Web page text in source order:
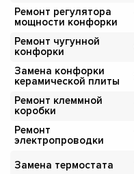
Ремонт регулятора
мощности конфорки
Ремонт чугунной
конфорки
Замена конфорки
керамической плиты
Ремонт клеммной
коробки
Ремонт
электропроводки
Замена термостата